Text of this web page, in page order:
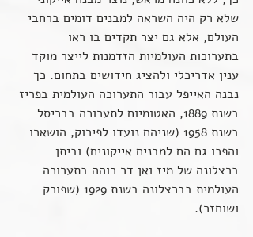
שלא רק היה השראה למבנים דומים ברחבי
העולם, אלא גם יצר תקדים בו ראו
בתערוכות העולמיות הזדמנות לייצר מוקד
ענין אדריכלי ולהציג חידושים בתחום. כך
נבנה האייפל עבור התערוכה העולמית בפריז
בשנת 1889, האטומיום לתערוכה בבריסל
בשנת 1958 (שניהם נועדו לפירוק, הושארו
והפכו גם הם למבנים אייקונים) וביתן
ברצלונה של מיז ואן דר רוהה בתערוכה
העולמית בברצלונה בשנת 1929 (שפורק
ושוחזר).